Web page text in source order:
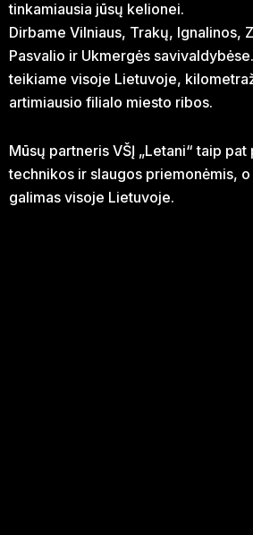
tinkamiausia jūsų kelionei.
Dirbame Vilniaus, Trakų, Ignalinos,
Pasvalio ir Ukmergės
teikiame visoje Lietuvoje,
artimiausio filialo miesto ribos.
Mūsų partneris VŠĮ „Letani“ taip
technikos ir slaugos priemonėmis,
galimas visoje Lietuvoje.